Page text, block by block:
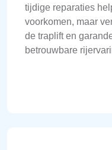
tijdige reparaties
voorkomen, maar
de traplift en
betrouwbare